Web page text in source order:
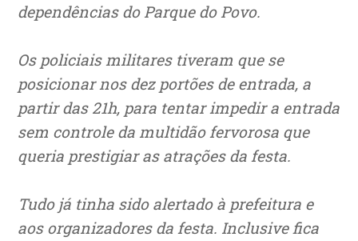
dependências do Parque do Povo.
Os policiais militares tiveram que se
posicionar nos dez portões de entrada, a
partir das 21h, para tentar impedir a entrada
sem controle da multidão fervorosa que
queria prestigiar as atrações da festa.
Tudo já tinha sido alertado à prefeitura e
aos organizadores da festa. Inclusive fica